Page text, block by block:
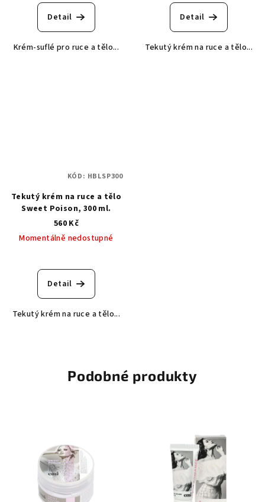
Detail
Krém-suflé pro ruce a tělo...
Detail
Tekutý krém na ruce a tělo...
Tekutý krém na ruce a tělo
Sweet Poison, 300 ml.
560 Kč
Momentálně nedostupné
Detail
Tekutý krém na ruce a tělo...
KÓD: HBLSP300
Podobné produkty